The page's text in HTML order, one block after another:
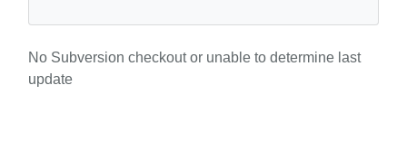
No Subversion checkout or unable to determine last
update